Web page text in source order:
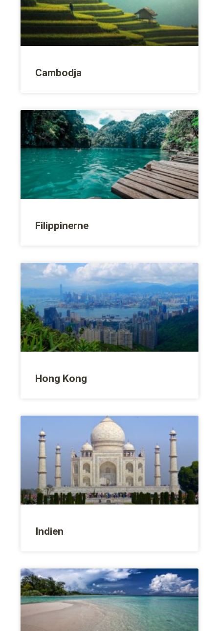
Cambodja
Filippinerne
Hong Kong
Indien